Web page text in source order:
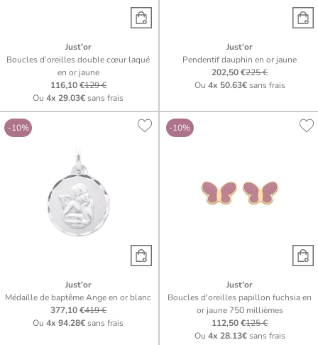
Just'or
Boucles d’oreilles double cœur laqué
en or jaune
116,10 €129 €
Ou4x 29.03€sans frais
Just'or
Pendentif dauphin en or jaune
202,50 €225 €
Ou 4x 50.63€sans frais
-10%
Just'or
Médaille de baptême Ange en or blanc
377,10 €419 €
Ou4x 94.28€sans frais
-10%
Just'or
Boucles d'oreilles papillon fuchsia en
or jaune 750 millièmes
112,50 €125 €
Ou 4x 28.13€sans frais